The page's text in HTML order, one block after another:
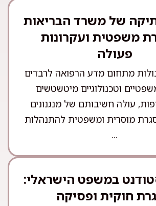
של משרד הבריאות
משפטית ועקרונות
פעולה
מתחום מדע הרפואה לרבדים
וטכנולוגיים מיטשטשים
עולה חשיבותם של מנגנונים
מוסרית ומשפטית להתנהלות
...
במשפט הישראלי:
חוקית ופסיקה